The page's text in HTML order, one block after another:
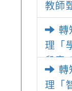
教師
轉
理「
兒童
驗」
轉
理「